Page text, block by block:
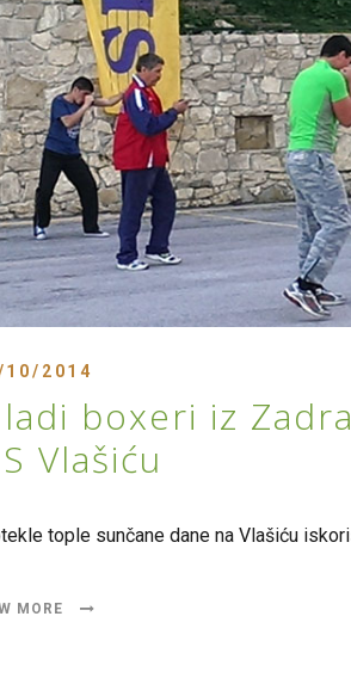
10/2014
boxeri iz
Vlašiću
tople sunčane dane na Vlašiću
MORE